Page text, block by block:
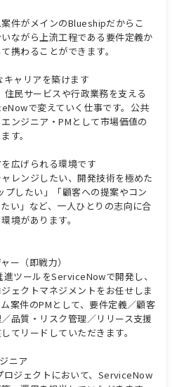
件がメインのBlueshipだからこ
ながら上流工程である要件定義か
携わることができます。
ャリアを築けます
民サービスや行政業務を支える
で変えていく仕事です。公共
ンジニア・PMとして市場価値の
す。
広げられる環境です
レンジしたい、開発技術を極めた
プしたい」「顧客への提案やコン
い」など、一人ひとりの志向に合
境があります。
ー（即戦力）
ツールをServiceNowで開発し、
ェクトマネジメントをお任せしま
案件のPMとして、要件定義／顧客
品質・リスク管理／リリース支援
てリードしていただきます。
ニア
ロジェクトにおいて、ServiceNow